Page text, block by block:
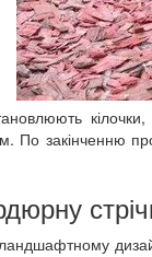
По закінченню